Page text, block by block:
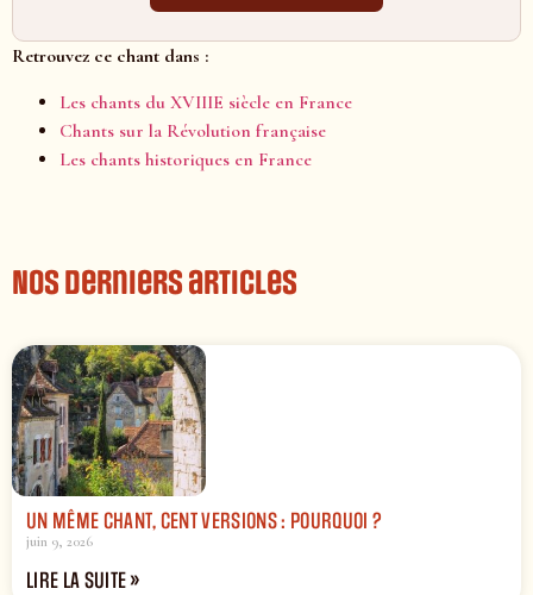
Retrouvez ce chant dans :
Les chants du XVIIIE siècle en France
Chants sur la Révolution française
Les chants historiques en France
Nos derniers articles
UN MÊME CHANT, CENT VERSIONS : POURQUOI ?
juin 9, 2026
LIRE LA SUITE »